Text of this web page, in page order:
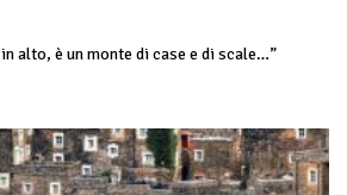
alto, è un monte di case e di scale…”